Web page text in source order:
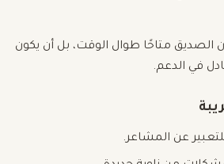
الصديق متاحًا طوال الوقت، بل أن يكون
في الدعم.
عن المشاعر.